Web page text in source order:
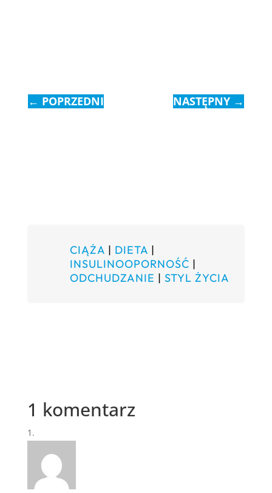
← POPRZEDNI NASTĘPNY →
CIĄŻA | DIETA |
INSULINOOPORNOŚĆ |
ODCHUDZANIE | STYL ŻYCIA
1 komentarz